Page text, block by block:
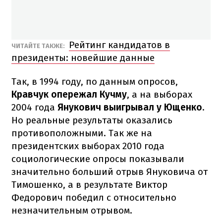
ЧИТАЙТЕ ТАКЖЕ:
Рейтинг кандидатов в
президенты: новейшие данные
Так, в 1994 году, по данным опросов,
Кравчук опережал Кучму, а на выборах
2004 года Янукович выигрывал у Ющенко.
Но реальные результаты оказались
противоположными. Так же на
президентских выборах 2010 года
социологические опросы показывали
значительно больший отрыв Януковича от
Тимошенко, а в результате Виктор
Федорович победил с относительно
незначительным отрывом.